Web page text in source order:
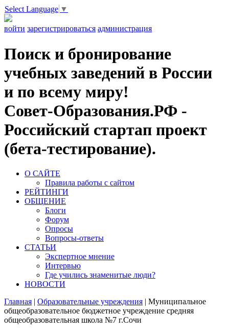
Select Language ▼
войти зарегистрироваться администрация
Поиск и бронирование
учебных заведений в России
и по всему миру!
Совет-Образования.РФ -
Российский стартап проект
(бета-тестирование).
О САЙТЕ
Правила работы с сайтом
РЕЙТИНГИ
ОБЩЕНИЕ
Блоги
Форум
Опросы
Вопросы-ответы
СТАТЬИ
Экспертное мнение
Интервью
Где учились знаменитые люди?
НОВОСТИ
Главная | Образовательные учреждения | Муниципальное
общеобразовательное бюджетное учреждение средняя
общеобразовательная школа №7 г.Сочи